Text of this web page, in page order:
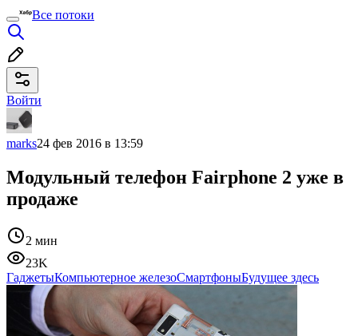
Все потоки
Войти
marks24 фев 2016 в 13:59
Модульный телефон Fairphone 2 уже в
продаже
2 мин
23K
ГаджетыКомпьютерное железоСмартфоныБудущее здесь